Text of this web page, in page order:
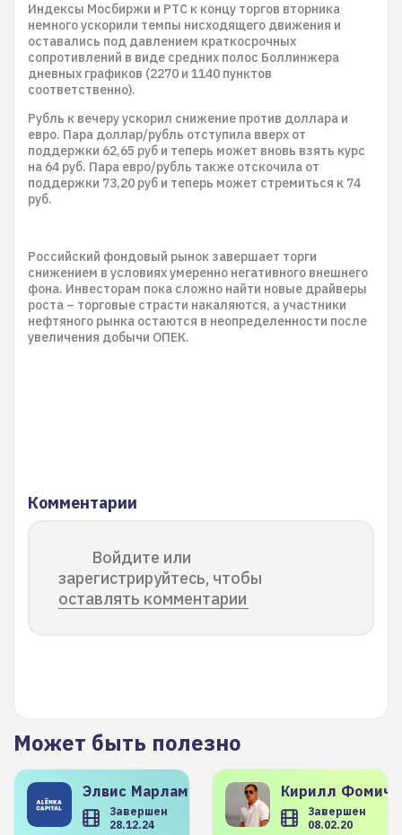
Индексы Мосбиржи и РТС к концу торгов вторника
немного ускорили темпы нисходящего движения и
оставались под давлением краткосрочных
сопротивлений в виде средних полос Боллинжера
дневных графиков (2270 и 1140 пунктов
соответственно).
Рубль к вечеру ускорил снижение против доллара и
евро. Пара доллар/рубль отступила вверх от
поддержки 62,65 руб и теперь может вновь взять курс
на 64 руб. Пара евро/рубль также отскочила от
поддержки 73,20 руб и теперь может стремиться к 74
руб.
Российский фондовый рынок завершает торги
снижением в условиях умеренно негативного внешнего
фона. Инвесторам пока сложно найти новые драйверы
роста – торговые страсти накаляются, а участники
нефтяного рынка остаются в неопределенности после
увеличения добычи ОПЕК.
Комментарии
Войдите или
зарегистрируйтесь, чтобы
оставлять комментарии
Может быть полезно
Элвис Марламов
Завершен
28.12.24
Кирилл
Завершен
08.02.20